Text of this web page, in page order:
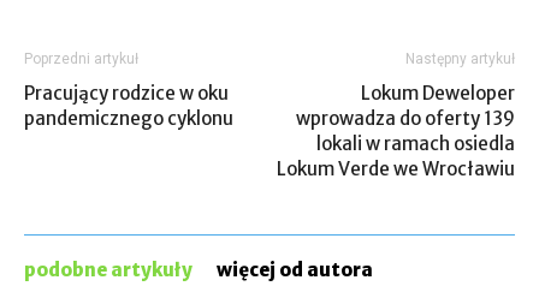
Poprzedni artykuł
Pracujący rodzice w oku
pandemicznego cyklonu
Następny artykuł
Lokum Deweloper
wprowadza do oferty 139
lokali w ramach osiedla
Lokum Verde we Wrocławiu
podobne artykuły więcej od autora